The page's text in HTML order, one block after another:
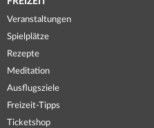
Veranstaltungen
Spielplätze
Rezepte
Meditation
Ausflugsziele
Freizeit-Tipps
Ticketshop